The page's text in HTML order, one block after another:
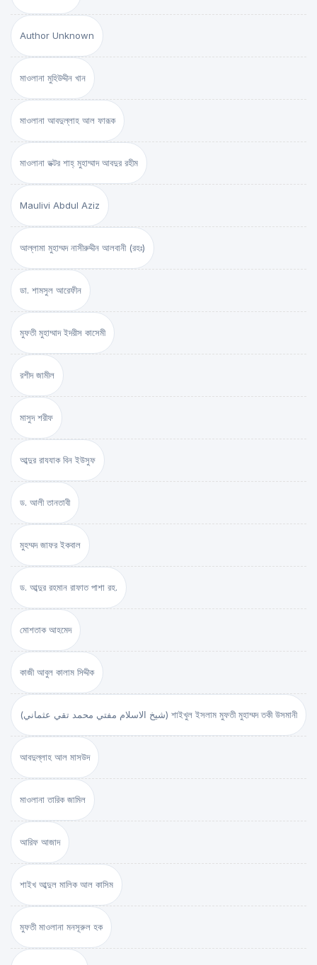
Author Unknown
মাওলানা মুহিউদ্দীন খান
মাওলানা আবদুল্লাহ আল ফারূক
মাওলানা ডক্টর শাহ্‌ মুহাম্মাদ আবদুর রহীম
Maulivi Abdul Aziz
আল্লামা মুহাম্মদ নাসীরুদ্দীন আলবানী (রহঃ)
ডা. শামসুল আরেফীন
মুফতী মুহাম্মাদ ইদরীস কাসেমী
রশীদ জামীল
মাসুদ শরীফ
আব্দুর রাযযাক বিন ইউসুফ
ড. আলী তানতাবী
মুহম্মদ জাফর ইকবাল
ড. আব্দুর রহমান রাফাত পাশা রহ.
মোশতাক আহমেদ
কাজী আবুল কালাম সিদ্দীক
(شيخ الاسلام مفتي محمد تقي عثماني) শাইখুল ইসলাম মুফতী মুহাম্মদ তকী উসমানী
আবদুল্লাহ আল মাসউদ
মাওলানা তারিক জামিল
আরিফ আজাদ
শাইখ আব্দুল মালিক আল কাসিম
মুফতী মাওলানা মনসূরুল হক